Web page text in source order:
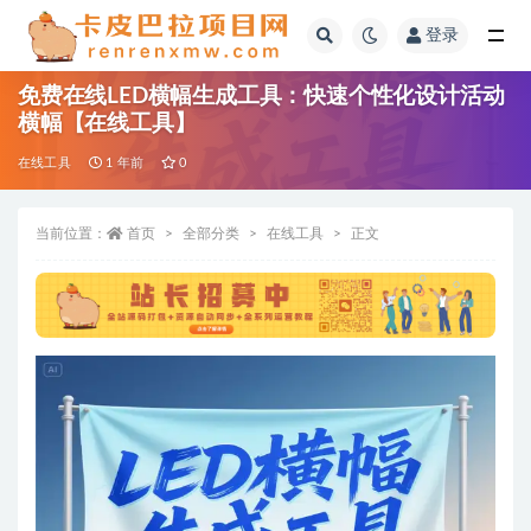
登录
免费在线LED横幅生成工具：快速个性化设计活动
横幅【在线工具】
在线工具 1 年前 0
当前位置： 首页 全部分类 在线工具 正文
全部